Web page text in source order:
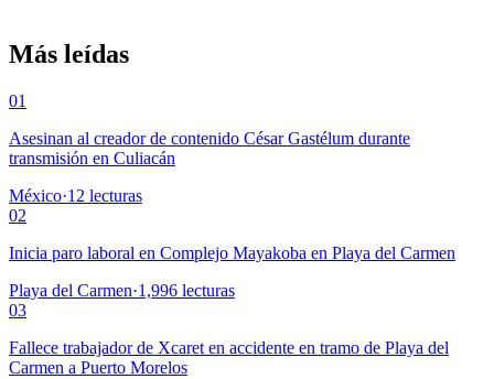
Más leídas
01
Asesinan al creador de contenido César Gastélum durante
transmisión en Culiacán
México·12 lecturas
02
Inicia paro laboral en Complejo Mayakoba en Playa del Carmen
Playa del Carmen·1,996 lecturas
03
Fallece trabajador de Xcaret en accidente en tramo de Playa del
Carmen a Puerto Morelos